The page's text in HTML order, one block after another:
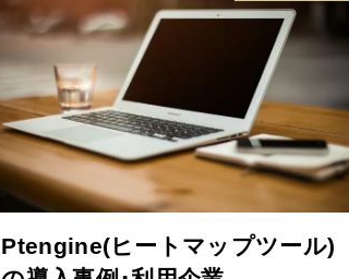
Ptengine(ヒートマップツール)